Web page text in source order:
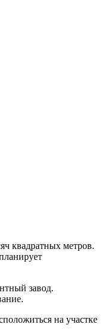
квадратных метров.
завод.
на участке